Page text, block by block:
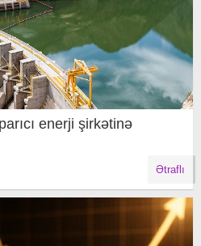
enerji şirkətinə
Ətraflı